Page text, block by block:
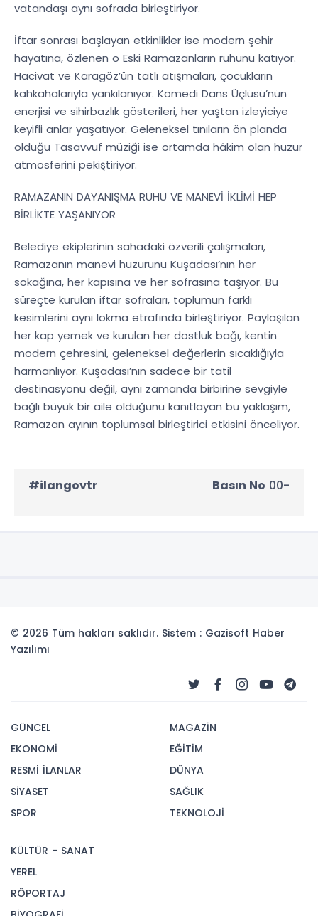
vatandaşı aynı sofrada birleştiriyor.
İftar sonrası başlayan etkinlikler ise modern şehir
hayatına, özlenen o Eski Ramazanların ruhunu katıyor.
Hacivat ve Karagöz’ün tatlı atışmaları, çocukların
kahkahalarıyla yankılanıyor. Komedi Dans Üçlüsü’nün
enerjisi ve sihirbazlık gösterileri, her yaştan izleyiciye
keyifli anlar yaşatıyor. Geleneksel tınıların ön planda
olduğu Tasavvuf müziği ise ortamda hâkim olan huzur
atmosferini pekiştiriyor.
RAMAZANIN DAYANIŞMA RUHU VE MANEVİ İKLİMİ HEP
BİRLİKTE YAŞANIYOR
Belediye ekiplerinin sahadaki özverili çalışmaları,
Ramazanın manevi huzurunu Kuşadası’nın her
sokağına, her kapısına ve her sofrasına taşıyor. Bu
süreçte kurulan iftar sofraları, toplumun farklı
kesimlerini aynı lokma etrafında birleştiriyor. Paylaşılan
her kap yemek ve kurulan her dostluk bağı, kentin
modern çehresini, geleneksel değerlerin sıcaklığıyla
harmanlıyor. Kuşadası’nın sadece bir tatil
destinasyonu değil, aynı zamanda birbirine sevgiyle
bağlı büyük bir aile olduğunu kanıtlayan bu yaklaşım,
Ramazan ayının toplumsal birleştirici etkisini önceliyor.
#ilangovtr Basın No 00-
© 2026 Tüm hakları saklıdır. Sistem : Gazisoft Haber
Yazılımı
GÜNCEL
EKONOMİ
RESMİ İLANLAR
SİYASET
SPOR
MAGAZİN
EĞİTİM
DÜNYA
SAĞLIK
TEKNOLOJİ
KÜLTÜR - SANAT
YEREL
RÖPORTAJ